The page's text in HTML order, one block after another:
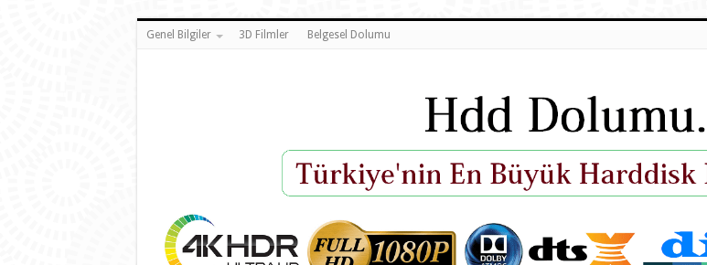
Genel Bilgiler 3D Filmler Belgesel Dolumu